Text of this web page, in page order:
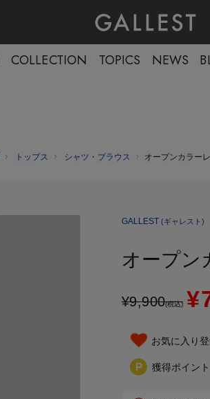
COLLECTION TOPICS NEWS
トップス シャツ・ブラウス オープンカラー
GALLEST (ギャレスト)
オープン
¥9,900(税込)
お気に入り
獲得ポイント